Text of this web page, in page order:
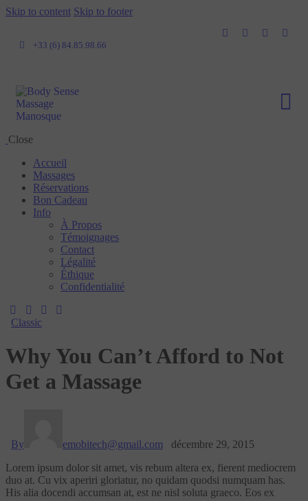
Skip to content Skip to footer
+33 (6) 84.85.98.66
Close
Accueil
Massages
Réservations
Bon Cadeau
Info
À Propos
Témoignages
Contact
Légalité
Éthique
Confidentialité
Classic
Why You Can’t Afford to Not
Get a Massage
By emobitech@gmail.com
décembre 29, 2015
Lorem ipsum dolor sit amet, vis rebum altera ex, fierent mediocrem
duo at. Cu vix aperiri gloriatur, no quidam quodsi numquam has.
His alia docendi accumsan at, est ne nisl soluta graeco. Eos ex